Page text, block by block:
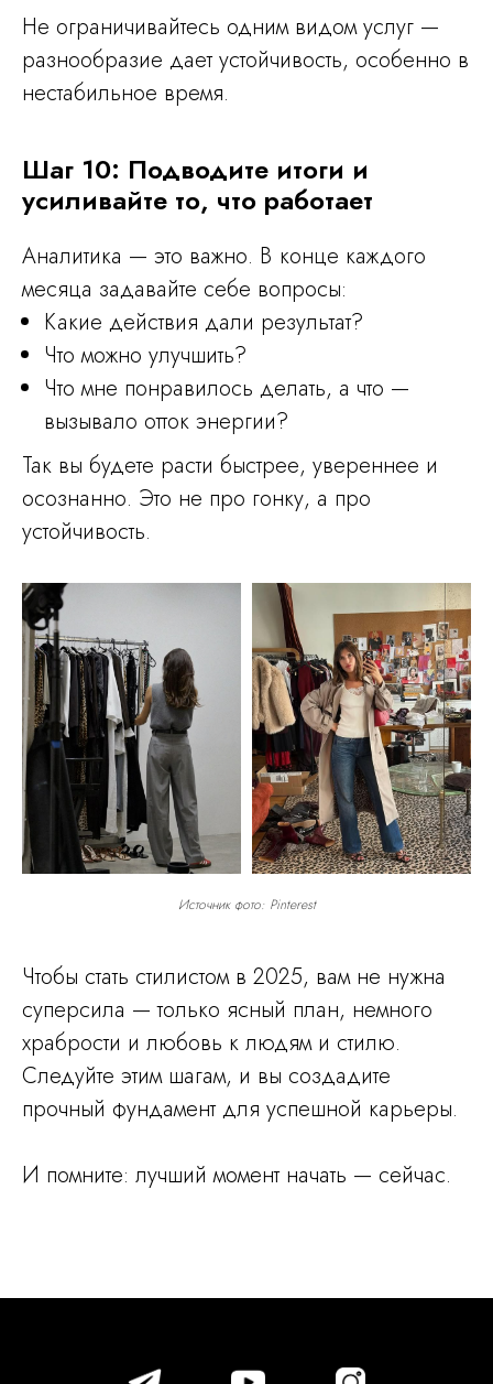
Не ограничивайтесь одним видом услуг —
разнообразие дает устойчивость, особенно в
нестабильное время.
Шаг 10: Подводите итоги и
усиливайте то, что работает
Аналитика — это важно. В конце каждого
месяца задавайте себе вопросы:
Какие действия дали результат?
Что можно улучшить?
Что мне понравилось делать, а что —
вызывало отток энергии?
Так вы будете расти быстрее, увереннее и
осознанно. Это не про гонку, а про
устойчивость.
Источник фото: Pinterest
Чтобы стать стилистом в 2025, вам не нужна
суперсила — только ясный план, немного
храбрости и любовь к людям и стилю.
Следуйте этим шагам, и вы создадите
прочный фундамент для успешной карьеры.
И помните: лучший момент начать — сейчас.